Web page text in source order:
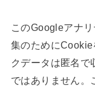
このGoogleアナ
集のために
クデータは匿名で
ではありません。